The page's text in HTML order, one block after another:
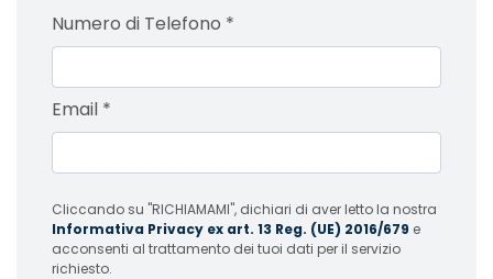
Numero di Telefono *
Email *
Cliccando su "RICHIAMAMI", dichiari di aver letto la nostra
Informativa Privacy ex art. 13 Reg. (UE) 2016/679 e
acconsenti al trattamento dei tuoi dati per il servizio
richiesto.